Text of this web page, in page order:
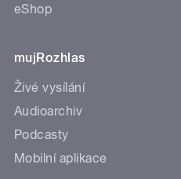
eShop
mujRozhlas
Živé vysílání
Audioarchiv
Podcasty
Mobilní aplikace